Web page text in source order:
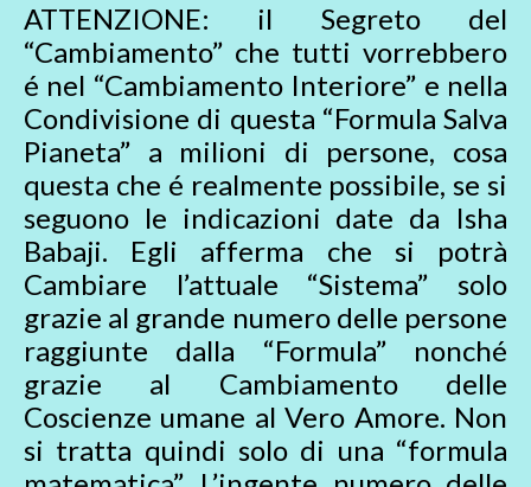
ATTENZIONE: il Segreto del
“Cambiamento” che tutti vorrebbero
é nel “Cambiamento Interiore” e nella
Condivisione di questa “Formula Salva
Pianeta” a milioni di persone, cosa
questa che é realmente possibile, se si
seguono le indicazioni date da Isha
Babaji. Egli afferma che si potrà
Cambiare l’attuale “Sistema” solo
grazie al grande numero delle persone
raggiunte dalla “Formula” nonché
grazie al Cambiamento delle
Coscienze umane al Vero Amore. Non
si tratta quindi solo di una “formula